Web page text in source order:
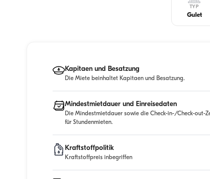
TYP
Gulet
Kapitaen und Besatzung
Die Miete beinhaltet Kapitaen und Besatzung.
Mindestmietdauer und Einreisedaten
Die Mindestmietdauer sowie die Check-in-/Check-out-
für Stundenmieten.
Kraftstoffpolitik
Kraftstoffpreis inbegriffen